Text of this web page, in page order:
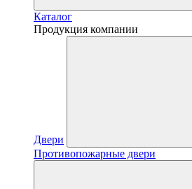
Каталог
Продукция компании
Двери
Противопожарные двери